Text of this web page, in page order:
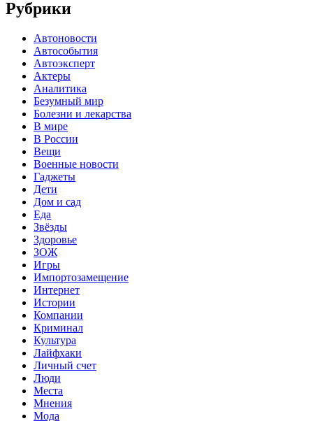
Рубрики
Автоновости
Автособытия
Автоэксперт
Актеры
Аналитика
Безумный мир
Болезни и лекарства
В мире
В России
Вещи
Военные новости
Гаджеты
Дети
Дом и сад
Еда
Звёзды
Здоровье
ЗОЖ
Игры
Импортозамещение
Интернет
Истории
Компании
Криминал
Культура
Лайфхаки
Личный счет
Люди
Места
Мнения
Мода